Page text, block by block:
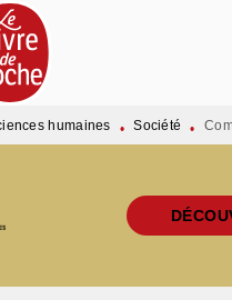
RECHERCHE
PAGE
humaines • Société •